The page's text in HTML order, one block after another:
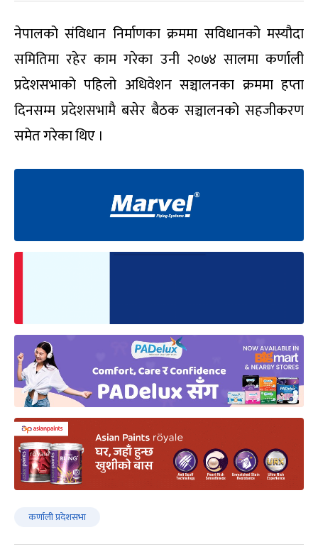
नेपालको संविधान निर्माणका क्रममा सविधानको मस्यौदा
समितिमा रहेर काम गरेका उनी २०७४ सालमा कर्णाली
प्रदेशसभाको पहिलो अधिवेशन सञ्चालनका क्रममा हप्ता
दिनसम्म प्रदेशसभामै बसेर बैठक सञ्चालनको सहजीकरण
समेत गरेका थिए ।
कर्णाली प्रदेशसभा